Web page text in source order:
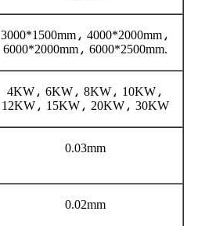
3000*1500mm، 4000*2000mm،
6000*2000mm، 6000*2500mm.
4KW، 6KW، 8KW، 10KW،
12KW، 15KW، 20KW، 30KW
0.03mm
0.02mm